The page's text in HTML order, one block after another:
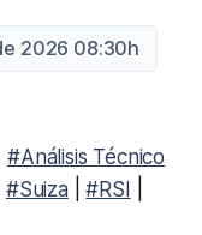
2026 08:30h
#Análisis Técnico
#Suiza|#RSI